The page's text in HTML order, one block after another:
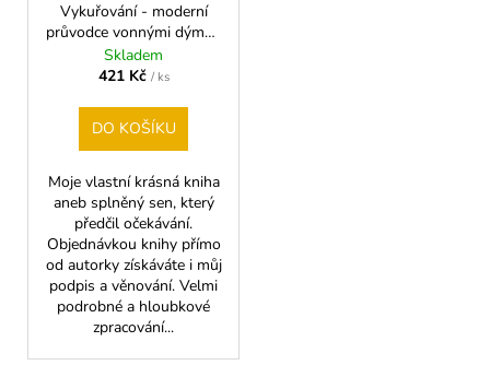
Vykuřování - moderní
průvodce vonnými dýmy /
jedinečná kniha o
vykuřovadlech
Skladem
421 Kč / ks
DO KOŠÍKU
Moje vlastní krásná kniha
aneb splněný sen, který
předčil očekávání.
Objednávkou knihy přímo
od autorky získáváte i můj
podpis a věnování. Velmi
podrobné a hloubkové
zpracování...